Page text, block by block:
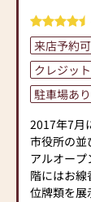
来店予約可
クレジッ
駐車場あり
2017年7月
市役所の並
アルオー
階にはお線
位牌類を展